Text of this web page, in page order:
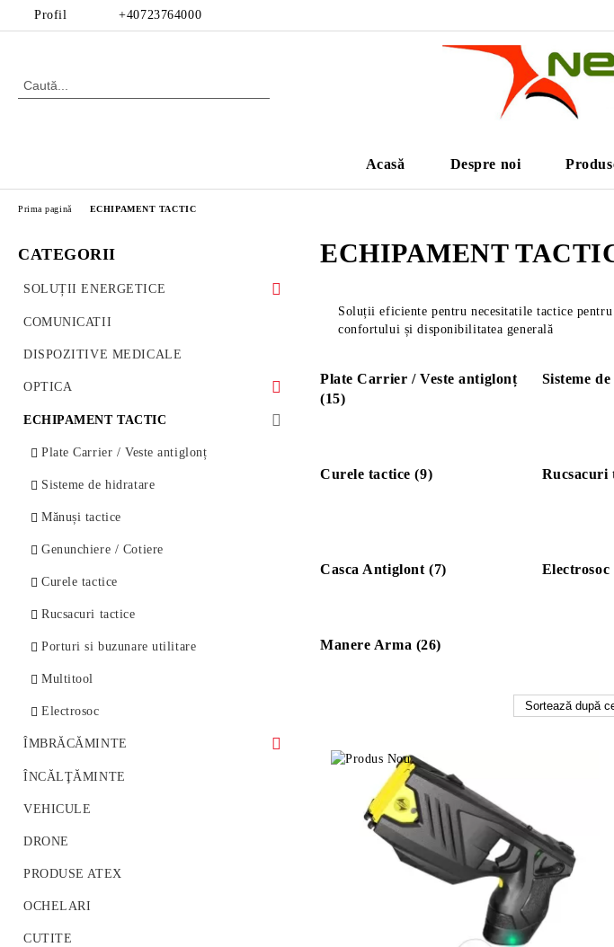
Profil +40723764000
Acasă Despre noi
CATEGORII
SOLUȚII ENERGETICE
Power Station
Lanternă
Generatoare
Invertoare
Acumulatori
Incarcatoare
COMUNICATII
DISPOZITIVE MEDICALE
OPTICA
Termoviziune
Vedere optică digitală
Dispozitive de vedere nocturnă
Dispozitive de ochire optice
Lunete tactice / Red Dot
ECHIPAMENT TACTIC
Plate Carrier / Veste antiglonț
Sisteme de hidratare
Mănuși tactice
Genunchiere / Cotiere
Curele tactice
Rucsacuri tactice
Porturi si buzunare utilitare
Multitool
Electrosoc
ÎMBRĂCĂMINTE
Embleme
Jachete
Sepci / Palarii / Cagule / Caciuli
ÎNCĂLŢĂMINTE
VEHICULE
DRONE
PRODUSE ATEX
OCHELARI
CUTITE
Prima pagină ECHIPAMENT TACTIC
ECHIPAMENT
Soluții eficiente pentru necesitatile tactice
confortului și disponibilitatea generală
Plate Carrier / Veste antiglonț
(15)
Sisteme
Curele tactice (9) Rucsacuri
Casca Antiglont (7) Electrosoc
Manere Arma (26)